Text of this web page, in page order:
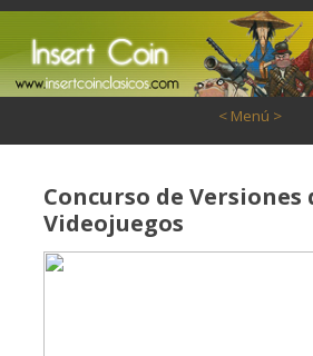
< Menú >
Concurso de Versiones
Videojuegos